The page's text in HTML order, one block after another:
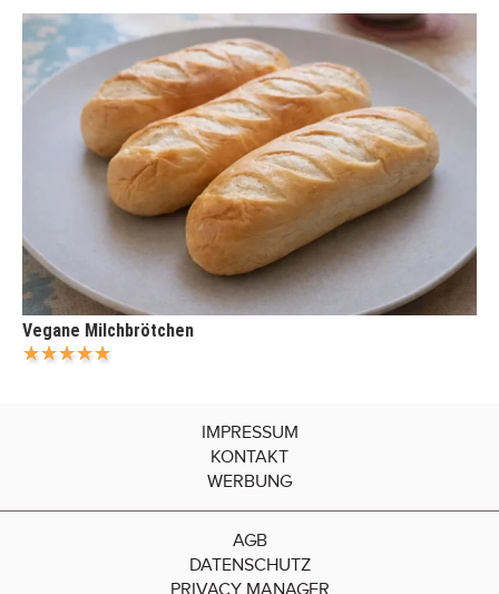
Vegane Milchbrötchen
IMPRESSUM
KONTAKT
WERBUNG
AGB
DATENSCHUTZ